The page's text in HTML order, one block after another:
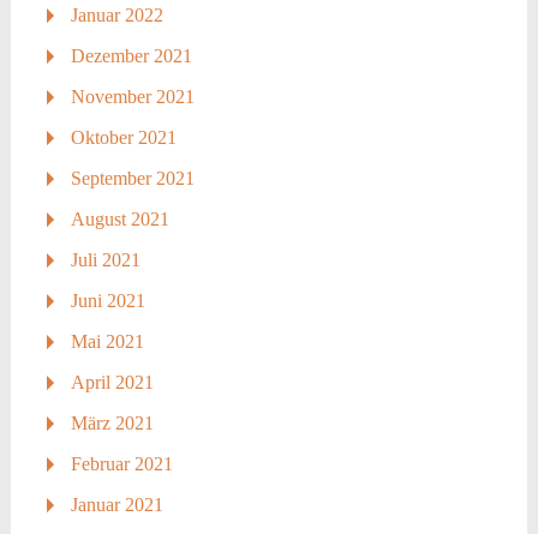
Januar 2022
Dezember 2021
November 2021
Oktober 2021
September 2021
August 2021
Juli 2021
Juni 2021
Mai 2021
April 2021
März 2021
Februar 2021
Januar 2021